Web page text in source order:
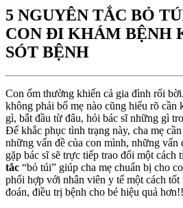
5 NGUYÊN TẮC BỎ
CON ĐI KHÁM BỆNH
SÓT BỆNH
Con ốm thường khiến cả gia đình rối
không phải bố mẹ nào cũng hiểu rõ cần
gì, bắt đầu từ đâu, hỏi bác sĩ những gì
Để khắc phục tình trạng này, cha mẹ
những vấn đề của con mình, những vấn
gặp bác sĩ sẽ trực tiếp trao đổi một cách
tắc “bỏ túi” giúp cha mẹ chuẩn bị cho
phối hợp với nhân viên y tế một cách tốt
đoán, điều trị bệnh cho bé hiệu quả